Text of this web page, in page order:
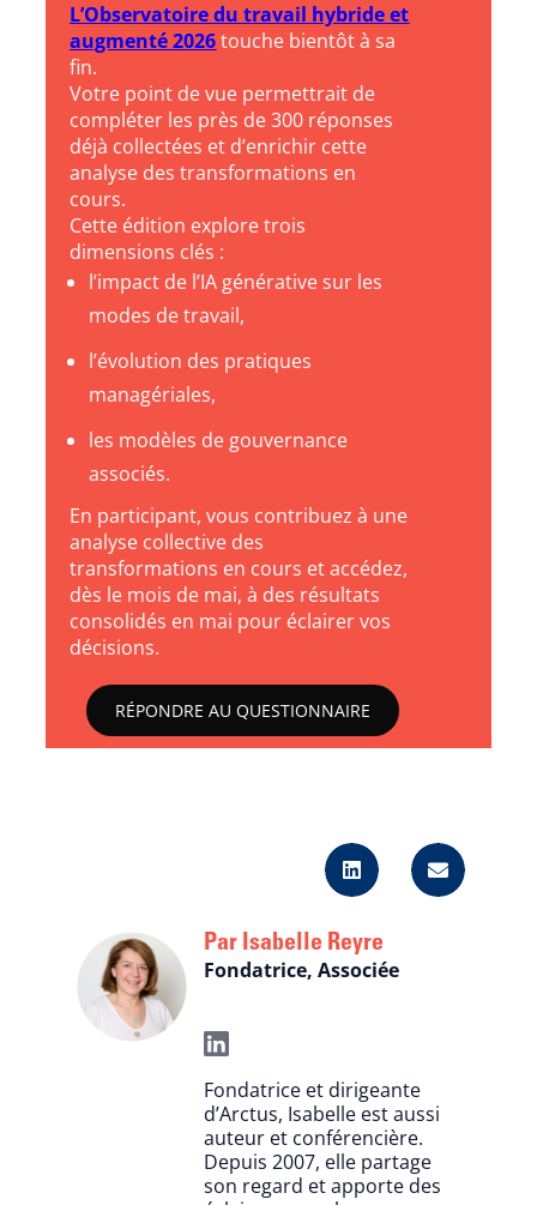
L’Observatoire du travail hybride et
augmenté 2026touche bientôt à sa
fin.
Votre point de vue permettrait de
compléter les près de 300 réponses
déjà collectées et d’enrichir cette
analyse des transformations en
cours.
Cette édition explore trois
dimensions clés :
l’impact de l’IA générative sur les
modes de travail,
l’évolution des pratiques
managériales,
les modèles de gouvernance
associés.
En participant, vous contribuez à une
analyse collective des
transformations en cours et accédez,
dès le mois de mai, à des résultats
consolidés en mai pour éclairer vos
décisions.
RÉPONDRE AU QUESTIONNAIRE
Isabelle Reyre
Fondatrice, Associée
Fondatrice et dirigeante
d’Arctus, Isabelle est aussi
auteur et conférencière.
Depuis 2007, elle partage
son regard et apporte des